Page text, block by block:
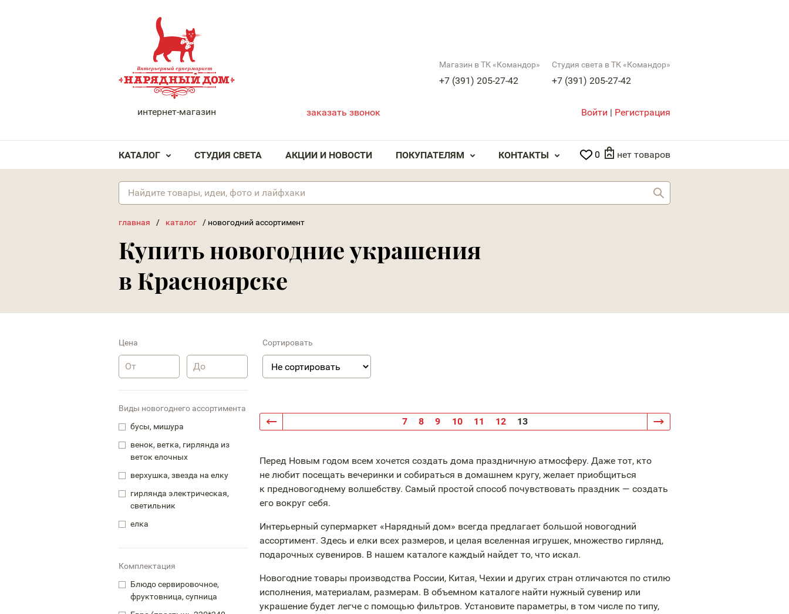
НАРЯДНЫЙ ДОМ
интернет-магазин
Магазин в ТК «Командор»
+7 (391) 205-27-42
Студия света в ТК «Командор»
+7 (391) 205-27-42
заказать звонок Войти | Регистрация
КАТАЛОГ СТУДИЯ СВЕТА АКЦИИ И НОВОСТИ ПОКУПАТЕЛЯМ КОНТАКТЫ 0 нет товаров
главная / каталог / новогодний ассортимент
Купить новогодние украшения
в Красноярске
7 8 9 10 11 12 13
Перед Новым годом всем хочется создать дома праздничную атмосферу. Даже тот, кто
не любит посещать вечеринки и собираться в домашнем кругу, желает приобщиться
к предновогоднему волшебству. Самый простой способ почувствовать праздник — создать
его вокруг себя.
Интерьерный супермаркет «Нарядный дом» всегда предлагает большой новогодний
ассортимент. Здесь и елки всех размеров, и целая вселенная игрушек, множество гирлянд,
подарочных сувениров. В нашем каталоге каждый найдет то, что искал.
Новогодние товары производства России, Китая, Чехии и других стран отличаются по стилю
исполнения, материалам, размерам. В объемном каталоге найти нужный сувенир или
украшение будет легче с помощью фильтров. Установите параметры, в том числе по типу,
Цена
Виды новогоднего ассортимента
бусы, мишура
венок, ветка, гирлянда из
веток елочных
верхушка, звезда на елку
гирлянда электрическая,
светильник
елка
Комплектация
Блюдо сервировочное,
фруктовница, супница
Сортировать